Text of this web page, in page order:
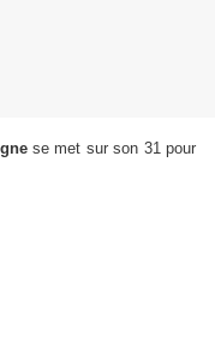
se met sur son 31 pour